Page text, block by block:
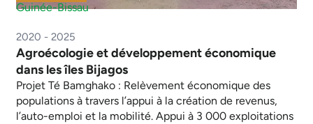
Guinée-Bissau
2020 - 2025
Agroécologie et développement économique
dans les îles Bijagos
Projet Té Bamghako : Relèvement économique des
populations à travers l’appui à la création de revenus,
l’auto-emploi et la mobilité. Appui à 3 000 exploitations